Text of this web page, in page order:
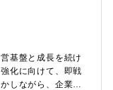
基盤と成長を続け
化に向けて、即戦
しながら、企業の